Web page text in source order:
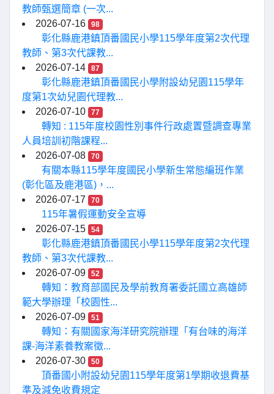
教師甄選簡章 (一次...
2026-07-16
98
彰化縣鹿港鎮頂番國民小學115學年度第2次代理
教師、第3次代課教...
2026-07-14
87
彰化縣鹿港鎮頂番國民小學附設幼兒園115學年
度第1次幼兒園代理教...
2026-07-10
77
轉知 : 115年度校園性別事件行政處置暨調查專業
人員培訓初階課程...
2026-07-08
70
有關本縣115學年度國民小學新生常態編班作業
(彰化區及鹿港區)，...
2026-07-17
70
115年暑假運動安全宣導
2026-07-15
54
彰化縣鹿港鎮頂番國民小學115學年度第2次代理
教師、第3次代課教...
2026-07-09
52
轉知：教育部國民及學前教育署委託國立高雄師
範大學辦理「校園性...
2026-07-09
51
轉知：有關國家海洋研究院辦理「有台味的海洋
課-海洋素養教案徵...
2026-07-30
50
頂番國小附設幼兒園115學年度第1學期收退費基
準及減免收費規定